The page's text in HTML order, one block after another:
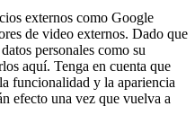
externos como Google
de video externos. Dado que
personales como su
aquí. Tenga en cuenta que
funcionalidad y la apariencia
efecto una vez que vuelva a